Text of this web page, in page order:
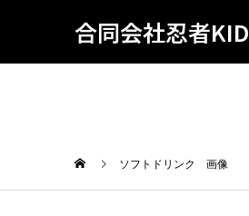
合同会社忍者
ソフトドリンク 画像